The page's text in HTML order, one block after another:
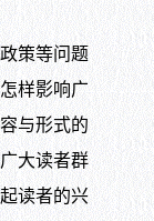
策等问题
样影响广
与形式的
大读者群
读者的兴